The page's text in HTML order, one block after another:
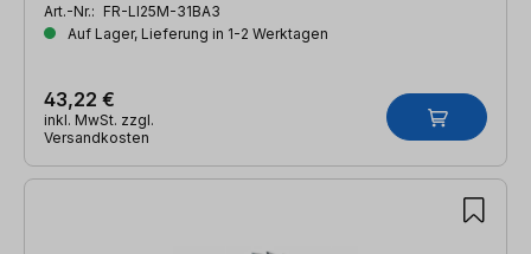
Art.-Nr.: FR-LI25M-31BA3
Auf Lager, Lieferung in 1-2 Werktagen
43,22 €
inkl. MwSt. zzgl.
Versandkosten